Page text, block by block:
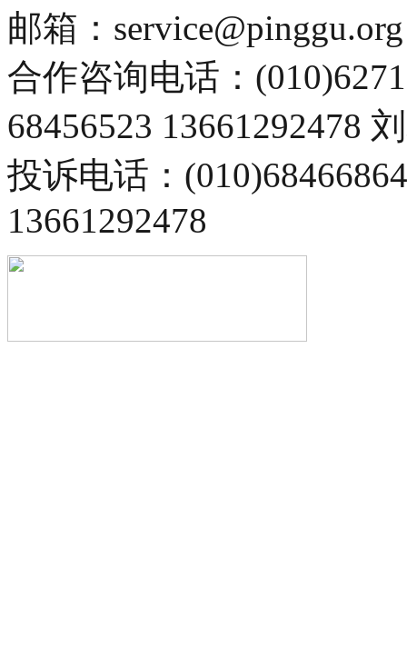
邮箱：service@pinggu.org
合作咨询电话：
68456523 13661292478
投诉电话：
13661292478